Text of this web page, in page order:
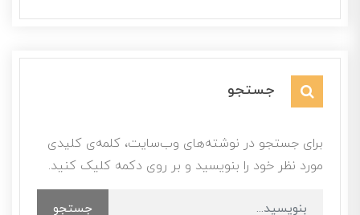
جستجو
برای جستجو در نوشته‌های وب‌سایت، کلمه‌ی کلیدی
مورد نظر خود را بنویسید و بر روی دکمه کلیک کنید.
جستجو